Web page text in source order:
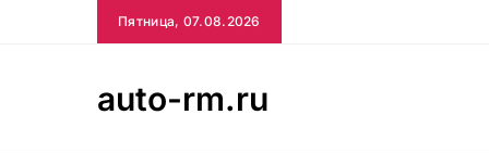
Пятница, 07.08.2026
auto-rm.ru